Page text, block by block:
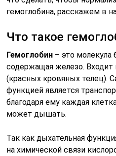
гемоглобина, расскажем в
Что такое
Гемоглобин – это молекула
содержащая железо. Входит
(красных кровяных телец).
функцией является
благодаря ему каждая
может дышать.
Так как дыхательная
на химической связи